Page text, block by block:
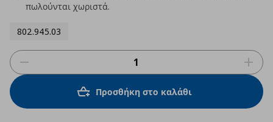
πωλούνται χωριστά.
802.945.03
Προσθήκη στο καλάθι